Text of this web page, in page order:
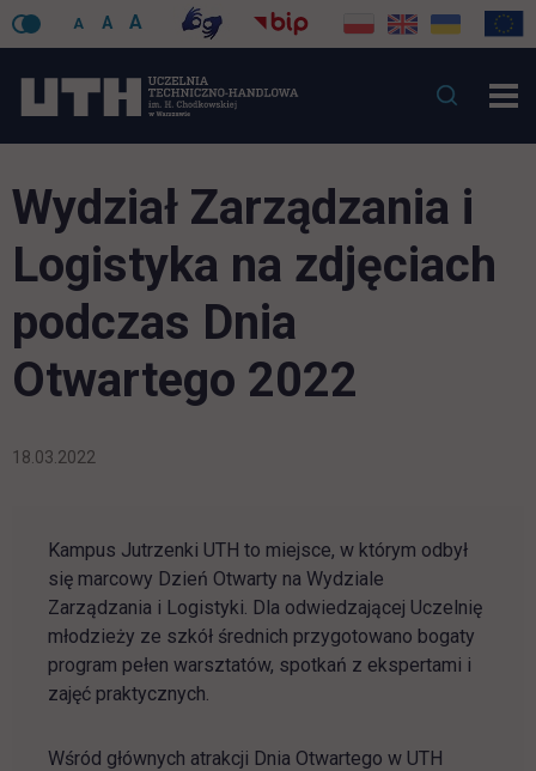
A A A
Wydział Zarządzania i
Logistyka na zdjęciach
podczas Dnia
Otwartego 2022
18.03.2022
Kampus Jutrzenki UTH to miejsce, w którym odbył
się marcowy Dzień Otwarty na Wydziale
Zarządzania i Logistyki. Dla odwiedzającej Uczelnię
młodzieży ze szkół średnich przygotowano bogaty
program pełen warsztatów, spotkań z ekspertami i
zajęć praktycznych.
Wśród głównych atrakcji Dnia Otwartego w UTH